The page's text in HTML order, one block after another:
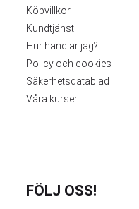
Köpvillkor
Kundtjänst
Hur handlar jag?
Policy och cookies
Säkerhetsdatablad
Våra kurser
FÖLJ OSS!